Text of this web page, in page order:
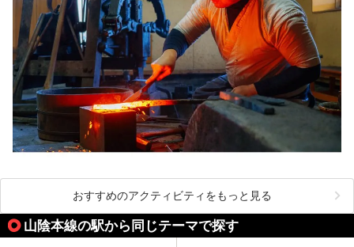
おすすめのアクティビティをもっと見る
山陰本線の駅から同じテーマで探す